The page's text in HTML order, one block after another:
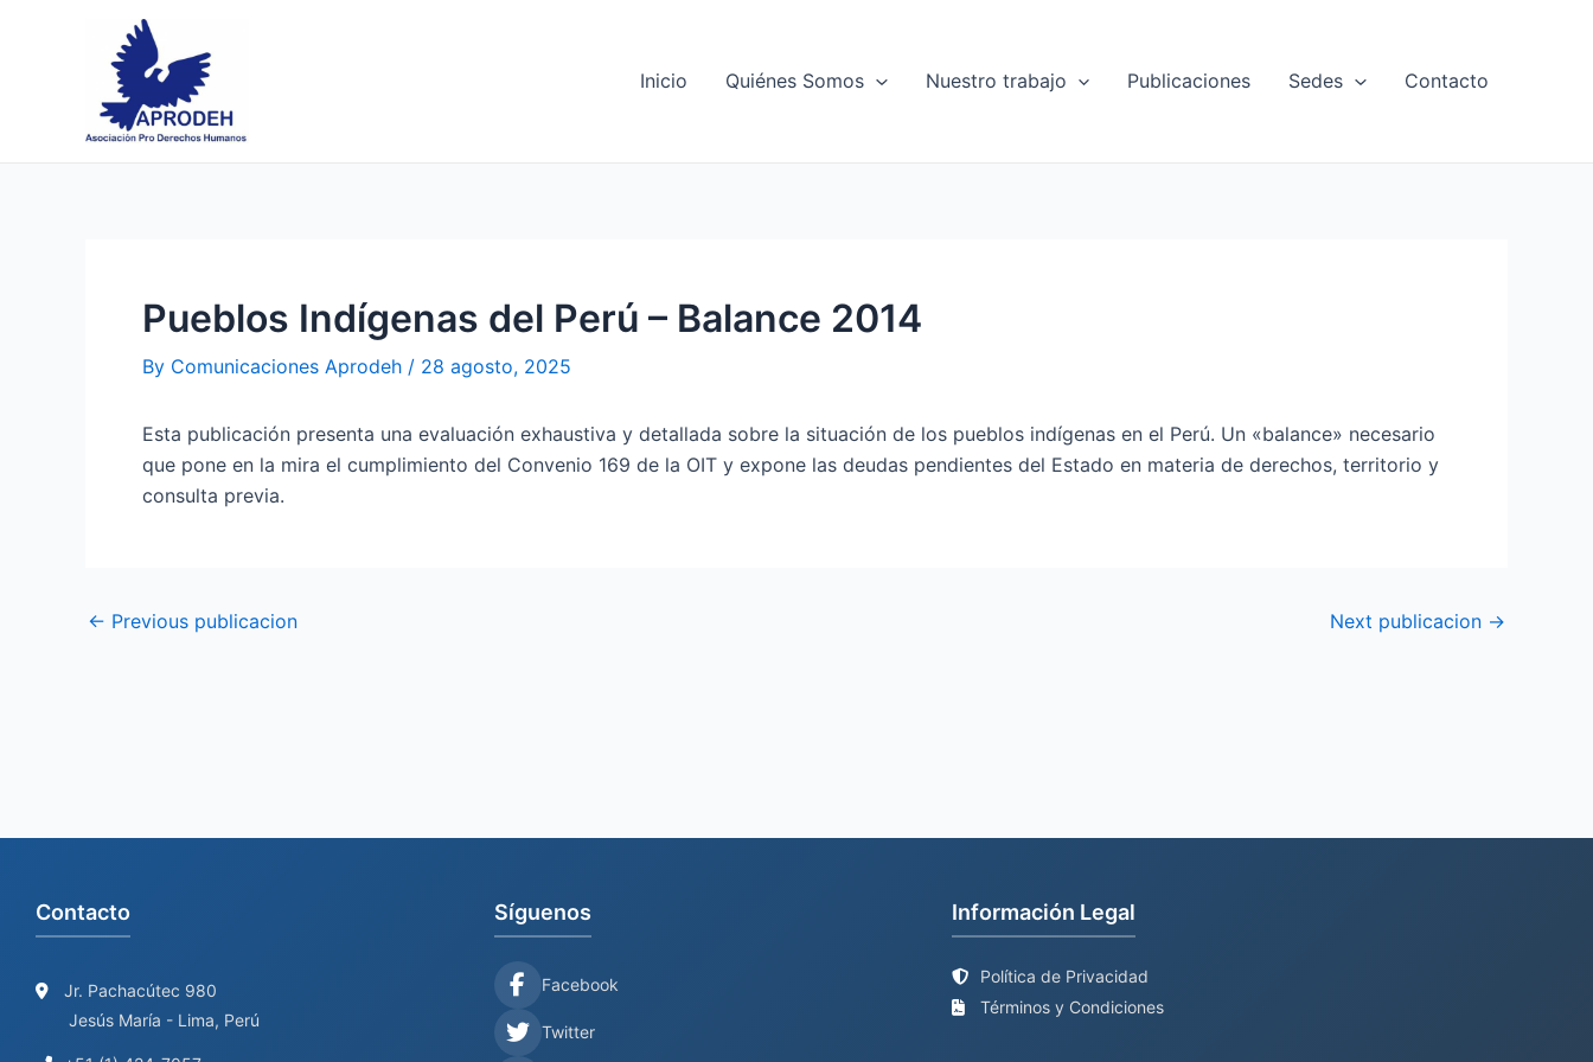
Inicio Quiénes Somos Nuestro trabajo Publicaciones Sedes Contacto
Pueblos Indígenas del Perú – Balance 2014
By Comunicaciones Aprodeh / 28 agosto, 2025
Esta publicación presenta una evaluación exhaustiva y detallada sobre la situación de los pueblos indígenas en el Perú. Un «balance» necesario
que pone en la mira el cumplimiento del Convenio 169 de la OIT y expone las deudas pendientes del Estado en materia de derechos, territorio y
consulta previa.
navigation
← Previous publicacion Next publicacion →
Contacto
Jr. Pachacútec 980
Jesús María - Lima, Perú
Síguenos
Facebook
Twitter
Información Legal
Política de Privacidad
Términos y Condiciones